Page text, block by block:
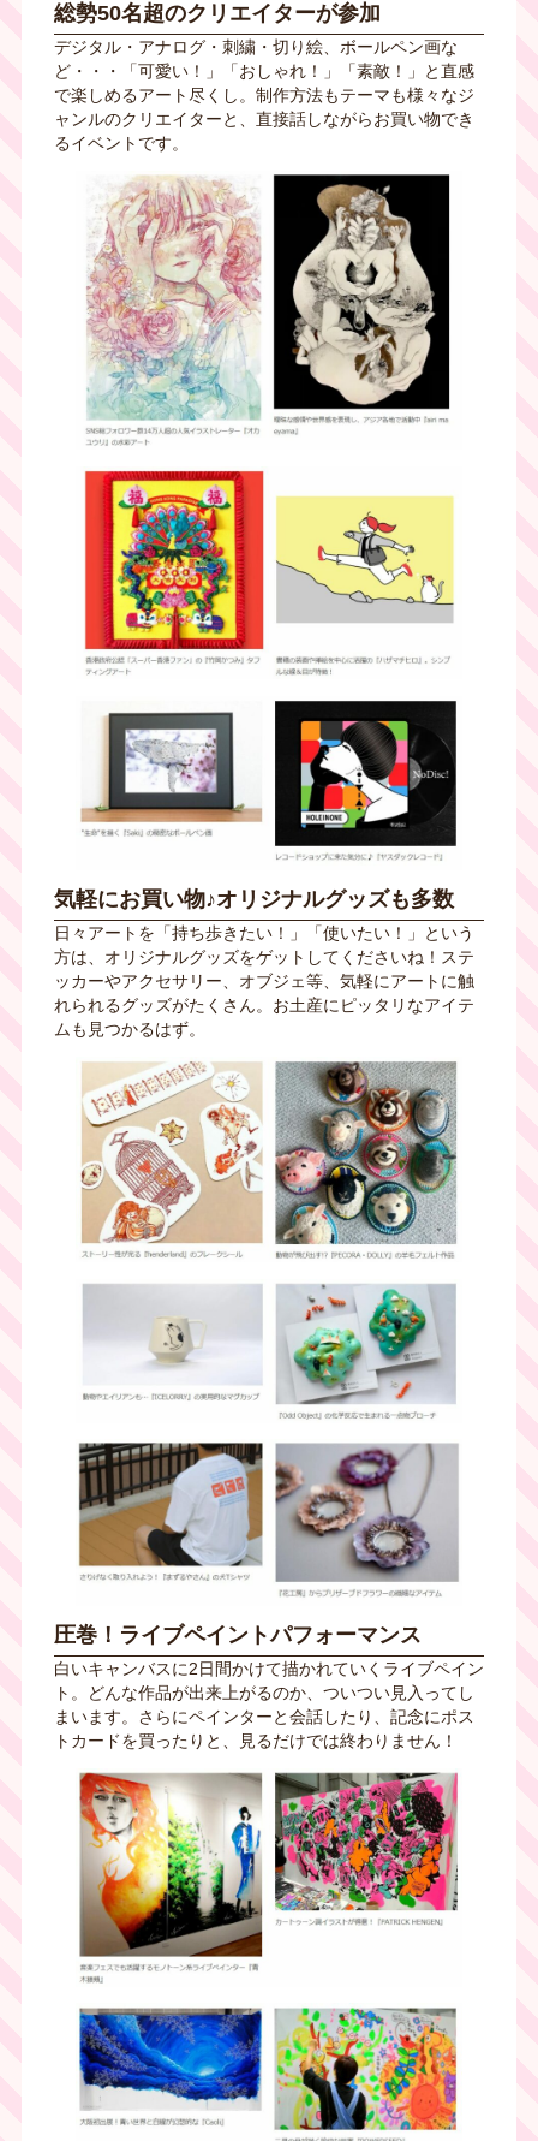
総勢50名超のクリエイターが参加
デジタル・アナログ・刺繍・切り絵、ボールペン画な
ど・・・「可愛い！」「おしゃれ！」「素敵！」と直感
で楽しめるアート尽くし。制作方法もテーマも様々なジ
ャンルのクリエイターと、直接話しながらお買い物でき
るイベントです。
気軽にお買い物♪オリジナルグッズも多数
日々アートを「持ち歩きたい！」「使いたい！」という
方は、オリジナルグッズをゲットしてくださいね！ステ
ッカーやアクセサリー、オブジェ等、気軽にアートに触
れられるグッズがたくさん。お土産にピッタリなアイテ
ムも見つかるはず。
圧巻！ライブペイントパフォーマンス
白いキャンバスに2日間かけて描かれていくライブペイン
ト。どんな作品が出来上がるのか、ついつい見入ってし
まいます。さらにペインターと会話したり、記念にポス
トカードを買ったりと、見るだけでは終わりません！